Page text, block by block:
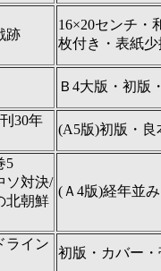
跡
16×20センチ・
枚付き・表紙
Ｂ4大版・初版
30年
(A5版)初版・良
5
ソ対決/
北朝鮮
(Ａ4版)経年並み
ライン
初版・カバー・